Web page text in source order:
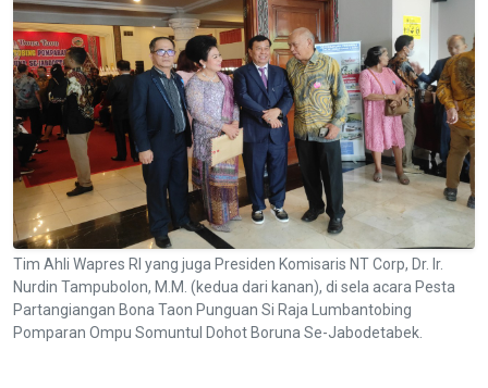
Tim Ahli Wapres RI yang juga Presiden Komisaris NT Corp, Dr. Ir.
Nurdin Tampubolon, M.M. (kedua dari kanan), di sela acara Pesta
Partangiangan Bona Taon Punguan Si Raja Lumbantobing
Pomparan Ompu Somuntul Dohot Boruna Se-Jabodetabek.